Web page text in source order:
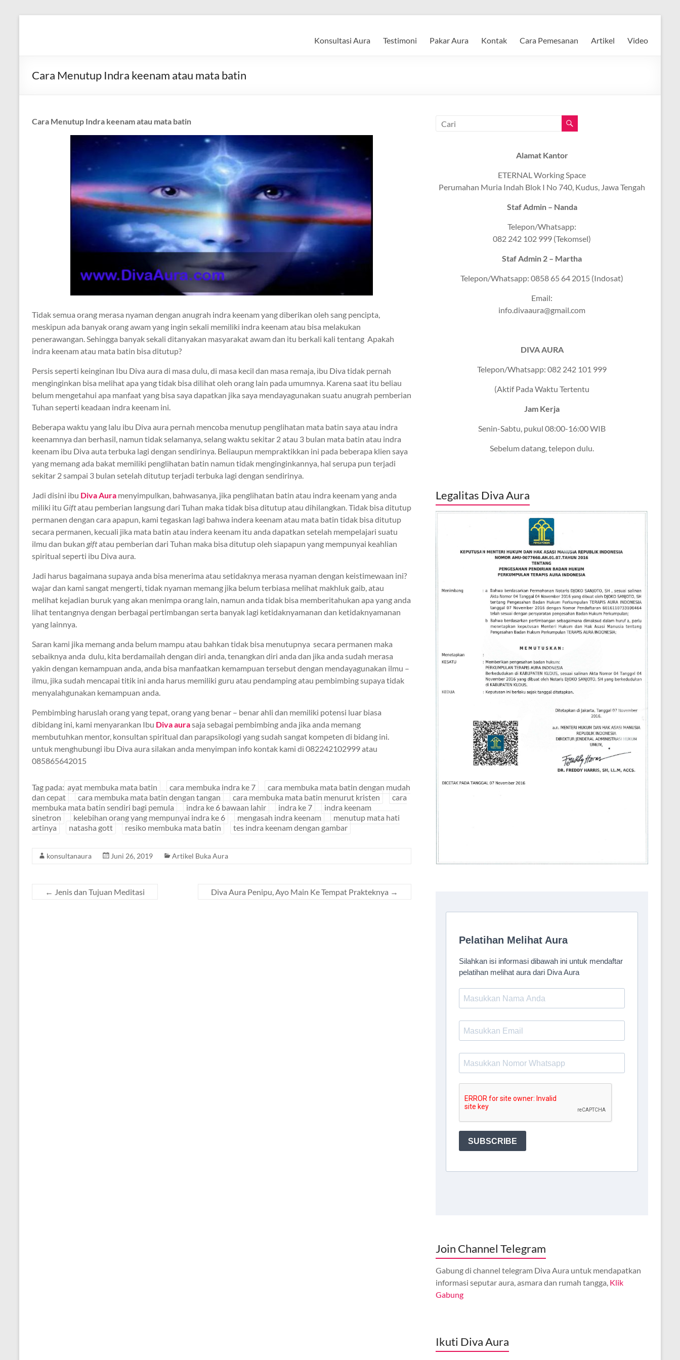
Aura
Konsultasi Aura Testimoni Pakar Aura Kontak Cara Pemesanan Artikel Video
Cara Menutup Indra keenam atau mata batin
Cara Menutup Indra keenam atau mata batin
Tidak semua orang merasa nyaman dengan anugrah indra keenam yang diberikan oleh sang pencipta,
meskipun ada banyak orang awam yang ingin sekali memiliki indra keenam atau bisa melakukan
penerawangan. Sehingga banyak sekali ditanyakan masyarakat awam dan itu berkali kali tentang Apakah
indra keenam atau mata batin bisa ditutup?
Persis seperti keinginan Ibu Diva aura di masa dulu, di masa kecil dan masa remaja, ibu Diva tidak pernah
menginginkan bisa melihat apa yang tidak bisa dilihat oleh orang lain pada umumnya. Karena saat itu beliau
belum mengetahui apa manfaat yang bisa saya dapatkan jika saya mendayagunakan suatu anugrah pemberian
Tuhan seperti keadaan indra keenam ini.
Beberapa waktu yang lalu ibu Diva aura pernah mencoba menutup penglihatan mata batin saya atau indra
keenamnya dan berhasil, namun tidak selamanya, selang waktu sekitar 2 atau 3 bulan mata batin atau indra
keenam ibu Diva auta terbuka lagi dengan sendirinya. Beliaupun mempraktikkan ini pada beberapa klien saya
yang memang ada bakat memiliki penglihatan batin namun tidak menginginkannya, hal serupa pun terjadi
sekitar 2 sampai 3 bulan setelah ditutup terjadi terbuka lagi dengan sendirinya.
Jadi disini ibu Diva Aura menyimpulkan, bahwasanya, jika penglihatan batin atau indra keenam yang anda
miliki itu Giftatau pemberian langsung dari Tuhan maka tidak bisa ditutup atau dihilangkan. Tidak bisa ditutup
permanen dengan cara apapun, kami tegaskan lagi bahwa indera keenam atau mata batin tidak bisa ditutup
secara permanen, kecuali jika mata batin atau indera keenam itu anda dapatkan setelah mempelajari suatu
ilmu dan bukan giftatau pemberian dari Tuhan maka bisa ditutup oleh siapapun yang mempunyai keahlian
spiritual seperti ibu Diva aura.
Jadi harus bagaimana supaya anda bisa menerima atau setidaknya merasa nyaman dengan keistimewaan ini?
wajar dan kami sangat mengerti, tidak nyaman memang jika belum terbiasa melihat makhluk gaib, atau
melihat kejadian buruk yang akan menimpa orang lain, namun anda tidak bisa memberitahukan apa yang anda
lihat tentangnya dengan berbagai pertimbangan serta banyak lagi ketidaknyamanan dan ketidaknyamanan
yang lainnya.
Saran kami jika memang anda belum mampu atau bahkan tidak bisa menutupnya secara permanen maka
sebaiknya anda dulu, kita berdamailah dengan diri anda, tenangkan diri anda dan jika anda sudah merasa
yakin dengan kemampuan anda, anda bisa manfaatkan kemampuan tersebut dengan mendayagunakan ilmu –
ilmu, jika sudah mencapai titik ini anda harus memiliki guru atau pendamping atau pembimbing supaya tidak
menyalahgunakan kemampuan anda.
Pembimbing haruslah orang yang tepat, orang yang benar – benar ahli dan memiliki potensi luar biasa
dibidang ini, kami menyarankan Ibu Diva aurasaja sebagai pembimbing anda jika anda memang
membutuhkan mentor, konsultan spiritual dan parapsikologi yang sudah sangat kompeten di bidang ini.
untuk menghubungi ibu Diva aura silakan anda menyimpan info kontak kami di 082242102999 atau
085865642015
Tag pada: ayat membuka mata batin cara membuka indra ke 7
cara membuka mata batin dengan mudah
dan cepat
cara membuka mata batin dengan tangan cara membuka mata batin menurut kristen
cara
membuka mata batin sendiri bagi pemula
indra ke 6 bawaan lahir indra ke 7
indra keenam
sinetron
kelebihan orang yang mempunyai indra ke 6 mengasah indra keenam
menutup mata hati
artinya
natasha gott resiko membuka mata batin tes indra keenam dengan gambar
konsultanaura Juni 26, 2019 Artikel Buka Aura
← Jenis dan Tujuan Meditasi Diva Aura Penipu, Ayo Main Ke Tempat Prakteknya →
Alamat Kantor
ETERNAL Working Space
Perumahan Muria Indah Blok I No 740, Kudus, Jawa Tengah
Staf Admin – Nanda
Telepon/Whatsapp:
082 242 102 999 (Tekomsel)
Staf Admin 2 – Martha
Telepon/Whatsapp: 0858 65 64 2015 (Indosat)
Email:
info.divaaura@gmail.com
DIVA AURA
Telepon/Whatsapp: 082 242 101 999
(Aktif Pada Waktu Tertentu
Jam Kerja
Senin-Sabtu, pukul 08:00-16:00 WIB
Sebelum datang, telepon dulu.
Legalitas Diva Aura
Join Channel Telegram
Gabung di channel telegram Diva Aura untuk mendapatkan
informasi seputar aura, asmara dan rumah tangga, Klik
Gabung
Ikuti Diva Aura